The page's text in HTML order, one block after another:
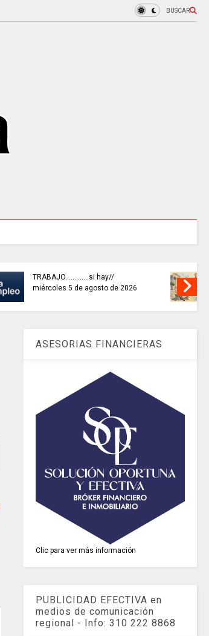
BUSCAR
artistas con adrenalina // Carlos
Vives - Escalona
ASESORIAS FINANCIERAS
Clic para ver más información
PUBLICIDAD EFECTIVA en
medios de comunicación
regional - Info: 310 222 8868